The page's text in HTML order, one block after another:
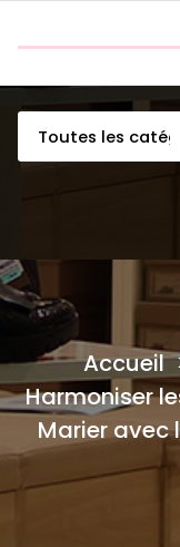
Accueil
Harmoniser
Marier avec